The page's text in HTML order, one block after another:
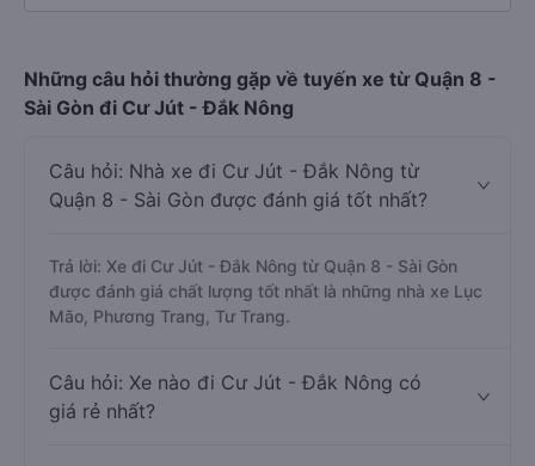
Những câu hỏi thường gặp về tuyến xe từ Quận 8 -
Sài Gòn đi Cư Jút - Đắk Nông
Câu hỏi: Nhà xe đi Cư Jút - Đắk Nông từ
Quận 8 - Sài Gòn được đánh giá tốt nhất?
Trả lời: Xe đi Cư Jút - Đắk Nông từ Quận 8 - Sài Gòn
được đánh giá chất lượng tốt nhất là những nhà xe Lục
Mão, Phương Trang, Tư Trang.
Câu hỏi: Xe nào đi Cư Jút - Đắk Nông có
giá rẻ nhất?